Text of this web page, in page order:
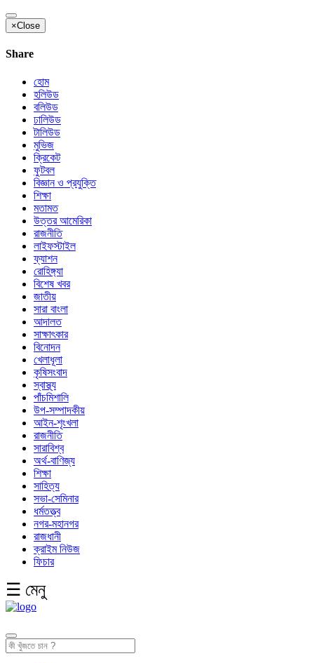
×Close
Share
হোম
হলিউড
বলিউড
ঢালিউড
টালিউড
মুভিজ
ক্রিকেট
ফুটবল
বিজ্ঞান ও প্রযুক্তি
শিক্ষা
মতামত
উত্তর আমেরিকা
রাজনীতি
লাইফস্টাইল
ফ্যাশন
রোহিঙ্গ্যা
বিশেষ খবর
জাতীয়
সারা বাংলা
আদালত
সাক্ষাৎকার
বিনোদন
খেলাধূলা
কৃষিসংবাদ
স্বাস্থ্য
পাঁচমিশালি
উপ-সম্পাদকীয়
আইন-শৃংখলা
রাজনীতি
সারাবিশ্ব
অর্থ-বাণিজ্য
শিক্ষা
সাহিত্য
সভা-সেমিনার
ধর্মতত্ত্ব
নগর-মহানগর
রাজধানী
ক্রাইম নিউজ
ফিচার
☰ মেনু